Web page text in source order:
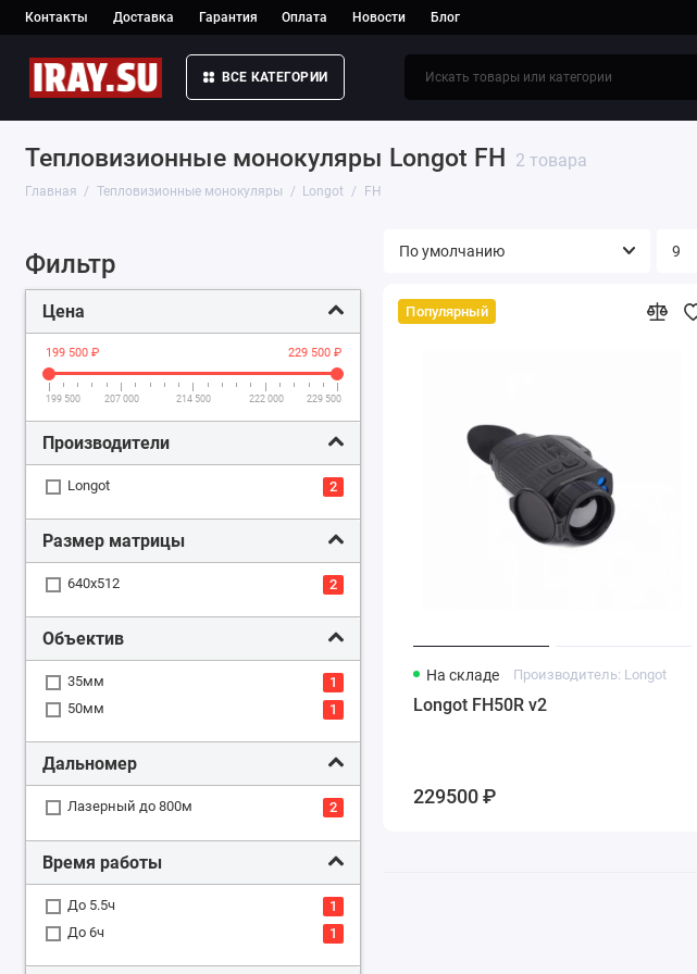
Контакты Доставка Гарантия Оплата Новости Блог
ВСЕ КАТЕГОРИИ
Тепловизионные монокуляры Longot FH 2 товара
Главная Тепловизионные монокуляры Longot FH
Фильтр
Цена
199 500 ₽ 229 500 ₽
199 500 207 000 214 500 222 000 229 500
Производители
Longot 2
Размер матрицы
640x512 2
Объектив
35мм
1
50мм
1
Дальномер
Лазерный до 800м 2
Время работы
До 5.5ч
1
До 6ч
1
Популярный
На складе Производитель: Longot
Longot FH50R v2
229500 ₽